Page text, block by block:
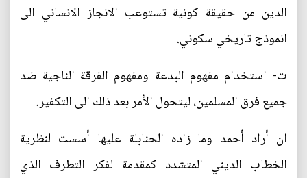
الدين من حقيقة كونية تستوعب الانجاز الانساني الى
انموذج تاريخي سكوني.
ت‌- استخدام مفهوم البدعة ومفهوم الفرقة الناجية ضد
جميع فرق المسلمين، ليتحول الأمر بعد ذلك الى التكفير.
ان أراد أحمد وما زاده الحنابلة عليها أسست لنظرية
الخطاب الديني المتشدد كمقدمة لفكر التطرف الذي